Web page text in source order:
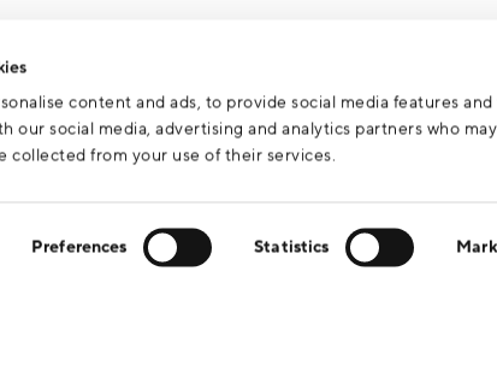
content and ads, to provide social media features
our social media, advertising and analytics partners who
collected from your use of their services.
Preferences Statistics